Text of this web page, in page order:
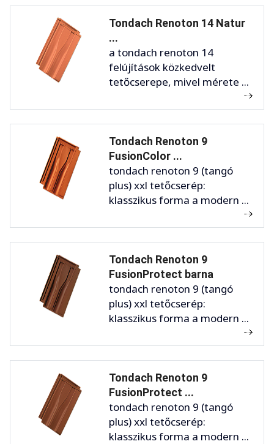
Tondach Renoton 14 Natur
...
a tondach renoton 14
felújítások közkedvelt
tetőcserepe, mivel mérete ...
Tondach Renoton 9
FusionColor ...
tondach renoton 9 (tangó
plus) xxl tetőcserép:
klasszikus forma a modern ...
Tondach Renoton 9
FusionProtect barna
tondach renoton 9 (tangó
plus) xxl tetőcserép:
klasszikus forma a modern ...
Tondach Renoton 9
FusionProtect ...
tondach renoton 9 (tangó
plus) xxl tetőcserép:
klasszikus forma a modern ...